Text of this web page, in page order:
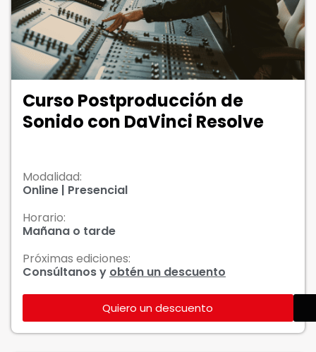
Curso Postproducción de
Sonido con DaVinci Resolve
Modalidad:
Online | Presencial
Horario:
Mañana o tarde
Próximas ediciones:
Consúltanos y obtén un descuento
Quiero un descuento